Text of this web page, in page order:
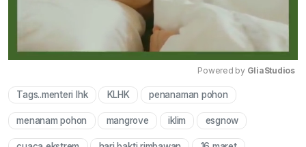
Powered by GliaStudios
Tags..menteri lhk KLHK penanaman pohon
menanam pohon mangrove iklim esgnow